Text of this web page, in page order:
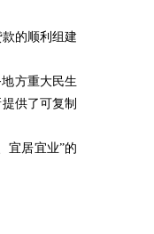
的顺利组建
方重大民生
供了可复制
宜居宜业”的